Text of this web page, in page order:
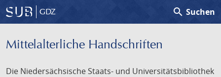
GDZ search Suchen
Mittelalterliche Handschriften
Die Niedersächsische Staats- und Universitätsbibliothek